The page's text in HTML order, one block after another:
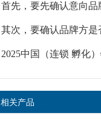
首先，要先确认意向
其次，要确认品牌方
2025中国（连锁 孵化
相关产品